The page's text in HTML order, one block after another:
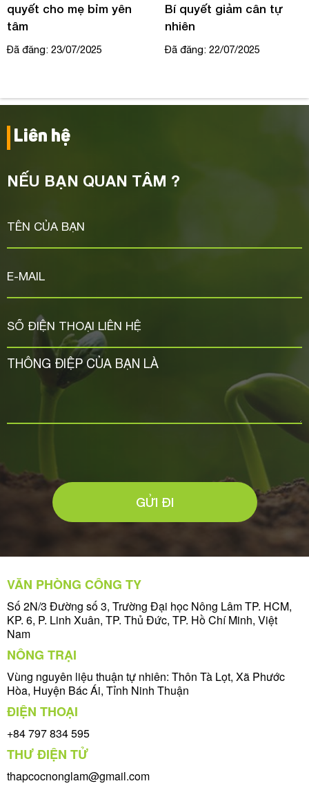
quyết cho mẹ bỉm yên
tâm
Đã đăng: 23/07/2025
Bí quyết giảm cân tự
nhiên
Đã đăng: 22/07/2025
Liên hệ
NẾU BẠN QUAN TÂM ?
GỬI ĐI
VĂN PHÒNG CÔNG TY
Số 2N/3 Đường số 3, Trường Đại học Nông Lâm TP. HCM,
KP. 6, P. Linh Xuân, TP. Thủ Đức, TP. Hồ Chí Minh, Việt
Nam
NÔNG TRẠI
Vùng nguyên liệu thuận tự nhiên: Thôn Tà Lọt, Xã Phước
Hòa, Huyện Bác Ái, Tỉnh Ninh Thuận
ĐIỆN THOẠI
+84 797 834 595
THƯ ĐIỆN TỬ
thapcocnonglam@gmail.com